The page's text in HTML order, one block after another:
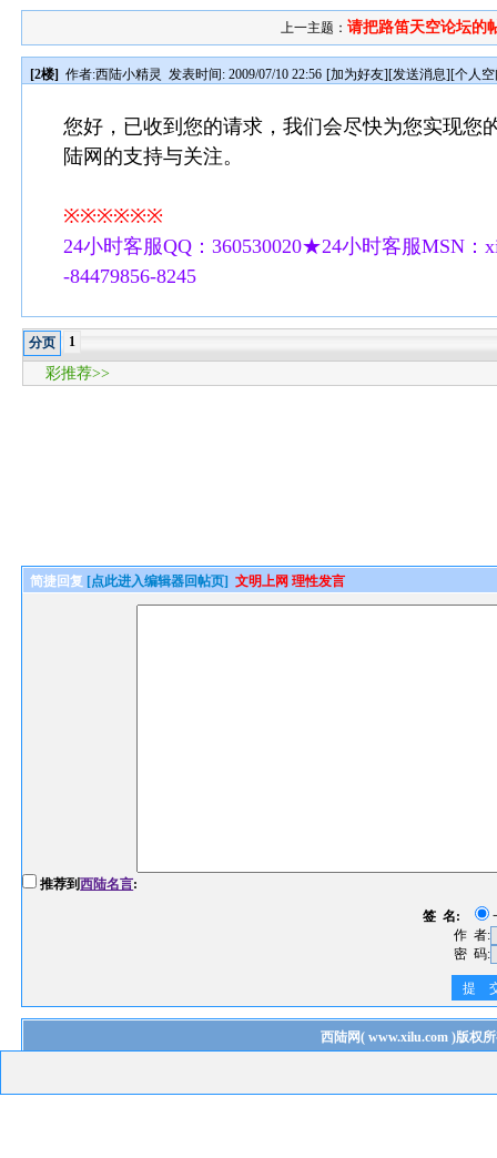
上一主题： 请把路笛天空论坛的
[2楼] 作者:西陆小精灵 发表时间: 2009/07/10 22:56 [加为好友][发送消息][个人
您好，已收到您的请求，我们会尽快为您实现您
陆网的支持与关注。
※※※※※※
24小时客服QQ：360530020★24小时客服MSN
-84479856-8245
分页 1
彩推荐>>
简捷回复 [点此进入编辑器回帖页] 文明上网 理性发言
推荐到西陆名言:
签 名:
作 者:
密 码:
提
西陆网( www.xilu.com)版权